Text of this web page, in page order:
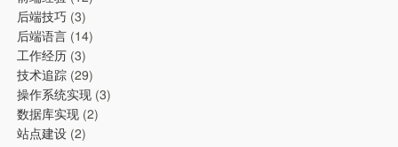
后端技巧 (3)
后端语言 (14)
工作经历 (3)
技术追踪 (29)
操作系统实现 (3)
数据库实现 (2)
站点建设 (2)